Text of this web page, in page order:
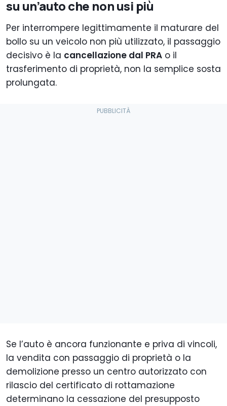
su un’auto che non usi più
Per interrompere legittimamente il maturare del
bollo su un veicolo non più utilizzato, il passaggio
decisivo è la cancellazione dal PRA o il
trasferimento di proprietà, non la semplice sosta
prolungata.
Se l’auto è ancora funzionante e priva di vincoli,
la vendita con passaggio di proprietà o la
demolizione presso un centro autorizzato con
rilascio del certificato di rottamazione
determinano la cessazione del presupposto